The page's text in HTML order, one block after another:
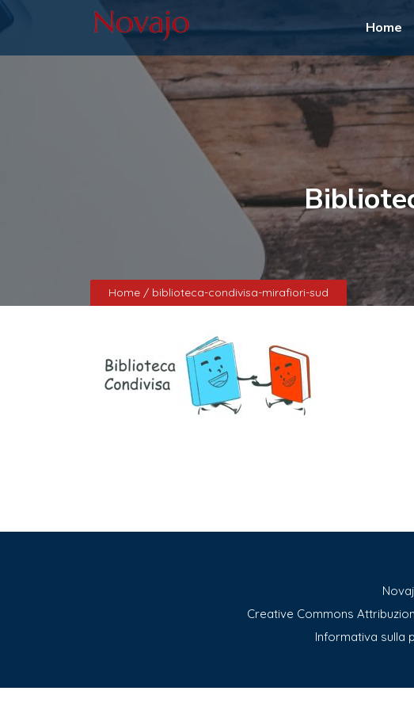
Home
Home / biblioteca-condivisa-mirafiori-sud
Creative Commons
Informativa sulla